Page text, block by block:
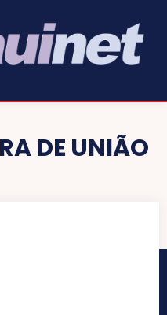
DE UNIÃO